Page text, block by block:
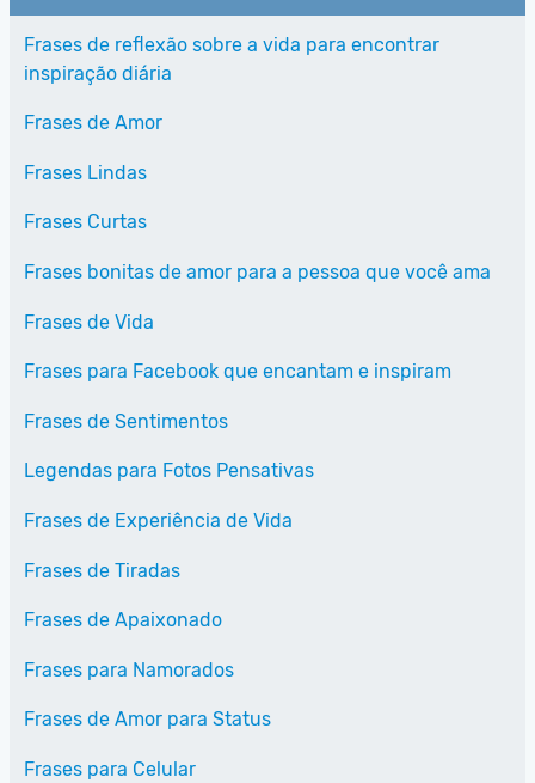
Frases de reflexão sobre a vida para encontrar
inspiração diária
Frases de Amor
Frases Lindas
Frases Curtas
Frases bonitas de amor para a pessoa que você ama
Frases de Vida
Frases para Facebook que encantam e inspiram
Frases de Sentimentos
Legendas para Fotos Pensativas
Frases de Experiência de Vida
Frases de Tiradas
Frases de Apaixonado
Frases para Namorados
Frases de Amor para Status
Frases para Celular